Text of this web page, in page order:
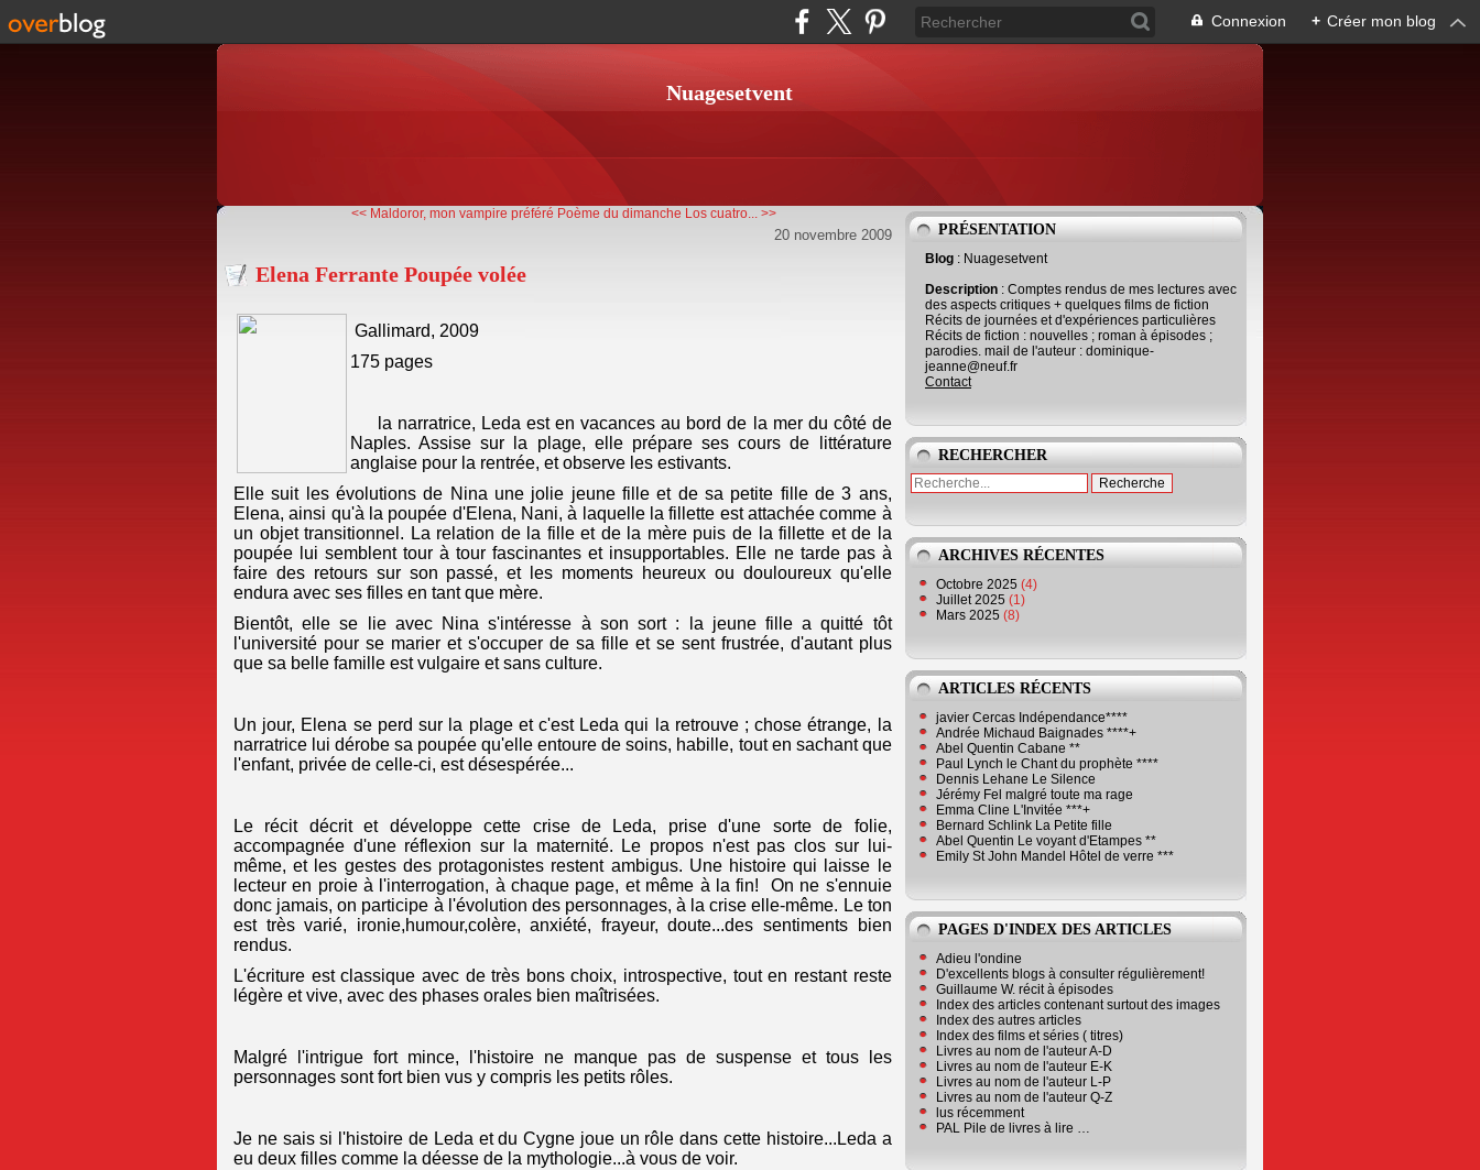
Connexion + Créer mon blog
Nuagesetvent
<< Maldoror, mon vampire préféré Poème du dimanche Los cuatro... >>
20 novembre 2009
Elena Ferrante Poupée volée
Gallimard, 2009
175 pages
la narratrice, Leda est en vacances au bord de la mer du côté de
Naples. Assise sur la plage, elle prépare ses cours de littérature
anglaise pour la rentrée, et observe les estivants.
Elle suit les évolutions de Nina une jolie jeune fille et de sa petite fille de 3 ans,
Elena, ainsi qu'à la poupée d'Elena, Nani, à laquelle la fillette est attachée comme à
un objet transitionnel. La relation de la fille et de la mère puis de la fillette et de la
poupée lui semblent tour à tour fascinantes et insupportables. Elle ne tarde pas à
faire des retours sur son passé, et les moments heureux ou douloureux qu'elle
endura avec ses filles en tant que mère.
Bientôt, elle se lie avec Nina s'intéresse à son sort : la jeune fille a quitté tôt
l'université pour se marier et s'occuper de sa fille et se sent frustrée, d'autant plus
que sa belle famille est vulgaire et sans culture.
Un jour, Elena se perd sur la plage et c'est Leda qui la retrouve ; chose étrange, la
narratrice lui dérobe sa poupée qu'elle entoure de soins, habille, tout en sachant que
l'enfant, privée de celle-ci, est désespérée...
Le récit décrit et développe cette crise de Leda, prise d'une sorte de folie,
accompagnée d'une réflexion sur la maternité. Le propos n'est pas clos sur lui-
même, et les gestes des protagonistes restent ambigus. Une histoire qui laisse le
lecteur en proie à l'interrogation, à chaque page, et même à la fin! On ne s'ennuie
donc jamais, on participe à l'évolution des personnages, à la crise elle-même. Le ton
est très varié, ironie,humour,colère, anxiété, frayeur, doute...des sentiments bien
rendus.
L'écriture est classique avec de très bons choix, introspective, tout en restant reste
légère et vive, avec des phases orales bien maîtrisées.
Malgré l'intrigue fort mince, l'histoire ne manque pas de suspense et tous les
personnages sont fort bien vus y compris les petits rôles.
Je ne sais si l'histoire de Leda et du Cygne joue un rôle dans cette histoire...Leda a
eu deux filles comme la déesse de la mythologie...à vous de voir.
PRÉSENTATION
Blog : Nuagesetvent
Description : Comptes rendus de mes lectures avec
des aspects critiques + quelques films de fiction
Récits de journées et d'expériences particulières
Récits de fiction : nouvelles ; roman à épisodes ;
parodies. mail de l'auteur : dominique-
jeanne@neuf.fr
Contact
RECHERCHER
ARCHIVES RÉCENTES
Octobre 2025 (4)
Juillet 2025 (1)
Mars 2025 (8)
ARTICLES RÉCENTS
javier Cercas Indépendance****
Andrée Michaud Baignades ****+
Abel Quentin Cabane **
Paul Lynch le Chant du prophète ****
Dennis Lehane Le Silence
Jérémy Fel malgré toute ma rage
Emma Cline L'Invitée ***+
Bernard Schlink La Petite fille
Abel Quentin Le voyant d'Etampes **
Emily St John Mandel Hôtel de verre ***
PAGES D'INDEX DES ARTICLES
Adieu l'ondine
D'excellents blogs à consulter régulièrement!
Guillaume W. récit à épisodes
Index des articles contenant surtout des images
Index des autres articles
Index des films et séries ( titres)
Livres au nom de l'auteur A-D
Livres au nom de l'auteur E-K
Livres au nom de l'auteur L-P
Livres au nom de l'auteur Q-Z
lus récemment
PAL Pile de livres à lire …